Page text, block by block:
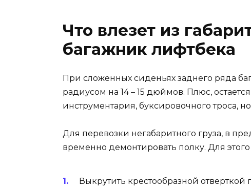
Что влезет из
багажник лифтбека
При сложенных сиденьях заднего ряда
радиусом на 14 – 15 дюймов. Плюс,
инструментария, буксировочного троса,
Для перевозки негабаритного груза, в
временно демонтировать полку. Для
Выкрутить крестообразной